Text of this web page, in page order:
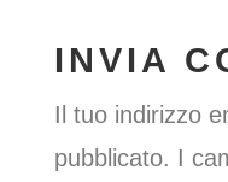
INVIA
Il tuo indirizzo
pubblicato. I